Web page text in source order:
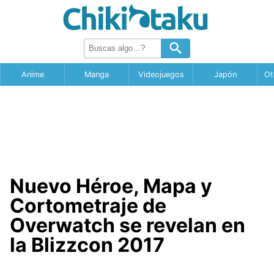
Anime Manga Videojuegos Japón
Nuevo Héroe, Mapa y
Cortometraje de
Overwatch se revelan en
la Blizzcon 2017